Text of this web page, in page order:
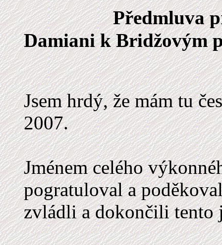
Předmluva
Damiani k Bridžovým
Jsem hrdý, že mám tu
2007.
Jménem celého
pogratuloval a
zvládli a dokončili tento